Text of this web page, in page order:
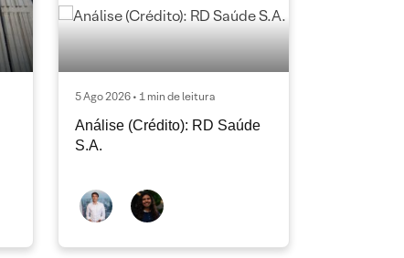
5 Ago 2026 • 1 min de leitura
Análise (Crédito): RD Saúde
S.A.